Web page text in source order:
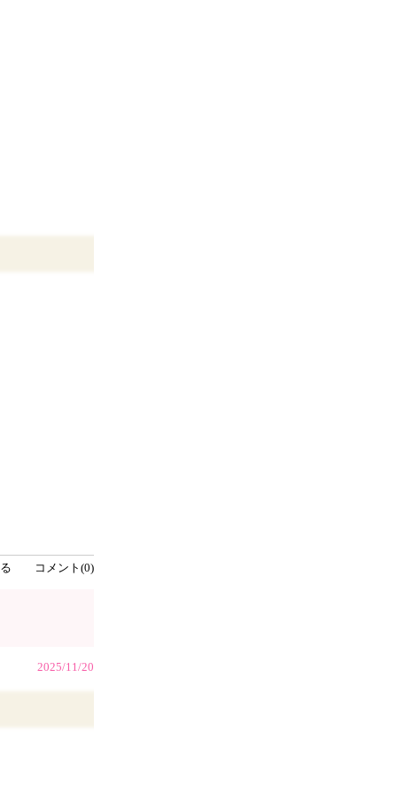
コメント(0)
2025/11/20